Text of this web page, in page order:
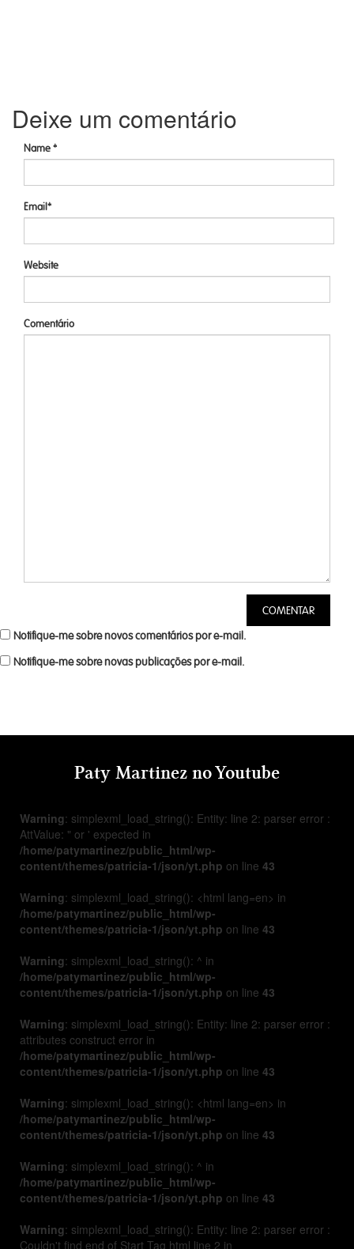
Deixe um comentário
Name *
Email*
Website
Comentário
Notifique-me sobre novos comentários por e-mail.
Notifique-me sobre novas publicações por e-mail.
Paty Martinez no Youtube
Warning: simplexml_load_string(): Entity: line 2: parser error :
AttValue: " or ' expected in
/home/patymartinez/public_html/wp-
content/themes/patricia-1/json/yt.php on line 43
Warning: simplexml_load_string(): <html lang=en> in
/home/patymartinez/public_html/wp-
content/themes/patricia-1/json/yt.php on line 43
Warning: simplexml_load_string(): ^ in
/home/patymartinez/public_html/wp-
content/themes/patricia-1/json/yt.php on line 43
Warning: simplexml_load_string(): Entity: line 2: parser error :
attributes construct error in
/home/patymartinez/public_html/wp-
content/themes/patricia-1/json/yt.php on line 43
Warning: simplexml_load_string(): <html lang=en> in
/home/patymartinez/public_html/wp-
content/themes/patricia-1/json/yt.php on line 43
Warning: simplexml_load_string(): ^ in
/home/patymartinez/public_html/wp-
content/themes/patricia-1/json/yt.php on line 43
Warning: simplexml_load_string(): Entity: line 2: parser error :
Couldn't find end of Start Tag html line 2 in